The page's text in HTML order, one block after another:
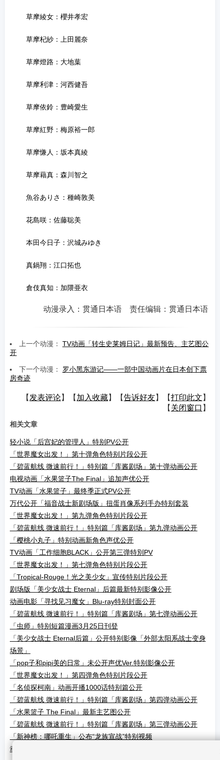
草摩綾女：櫻井孝宏
草摩杞紗：上田麗奈
草摩燈路：大地葉
草摩利津：河西健吾
草摩依鈴：豊崎愛生
草摩紅野：梅原裕一郎
草摩慊人：坂本真綾
草摩藉真：森川智之
魚谷ありさ：種崎敦美
花島咲：佐藤聡美
本田今日子：沢城みゆき
真鍋翔：江口拓也
倉伎真知：加隈亜衣
动漫录入：贯通日本语 责任编辑：贯通日本语
上一个动漫： TV动画「转生史莱姆日记」最新预告、主艺图公
开
下一个动漫： 罗小黑东游记——一部中国动画片在日本创下票
房奇迹
【 发表评论】【 加入收藏】【告诉好友】【打印此文 】
【 关闭窗口 】
相关文章
轻小说「后宫妃的管理人」特别PV公开
「世界魔女出发！」第十弹角色特别片段公开
「碧蓝航线 微速前行！」特别篇「库酱剧场」第十弹动画公开
电视动画「水果篮子The Final」追加声优公开
TV动画「水果篮子」最终季正式PV公开
万代公开「福音战士新剧场版」扭蛋肖像系列手办特别套装
「世界魔女出发！」第九弹角色特别片段公开
「碧蓝航线 微速前行！」特别篇「库酱剧场」第九弹动画公开
「樱桃小丸子」特别动画新角色声优公开
TV动画「工作细胞BLACK」公开第三弹特別PV
「世界魔女出发！」第七弹角色特别片段公开
「Tropical-Rouge！光之美少女」宣传特别片段公开
剧场版「美少女战士 Eternal」后篇最新特别影像公开
动画电影「寻找见习魔女」Blu-ray特别封面公开
「碧蓝航线 微速前行！」特别篇「库酱剧场」第七弹动画公开
「虫师」特别短篇漫画3月25日刊登
「美少女战士 Eternal后篇」公开特别影像「外部太阳系战士变身
场景」
「pop子和pipi美的日常」未公开声优Ver.特别影像公开
「世界魔女出发！」第四弹角色特别片段公开
「名侦探柯南」动画开播1000话特别篇公开
「碧蓝航线 微速前行！」特别篇「库酱剧场」第四弹动画公开
「水果篮子 The Final」最新主艺图公开
「碧蓝航线 微速前行！」特别篇「库酱剧场」第三弹动画公开
「新神榜：哪吒重生」公布“龙族宣战”特别视频
动画「半妖的夜叉姬」第15话放送直前特别PV公开